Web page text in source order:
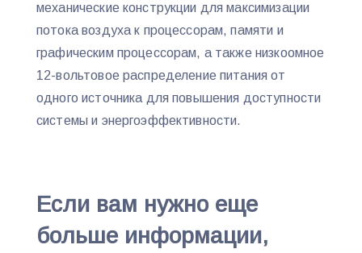
механические конструкции для максимизации
потока воздуха к процессорам, памяти и
графическим процессорам, а также низкоомное
12-вольтовое распределение питания от
одного источника для повышения доступности
системы и энергоэффективности.
Если вам нужно еще
больше информации,